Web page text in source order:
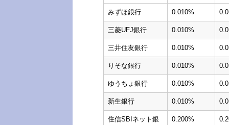
みずほ銀行 0.010%
三菱UFJ銀行 0.010%
三井住友銀行 0.010%
りそな銀行 0.010%
ゆうちょ銀行 0.010%
新生銀行 0.010%
住信SBIネット銀
0.200%